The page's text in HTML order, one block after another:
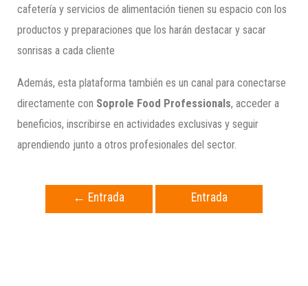
cafetería y servicios de alimentación tienen su espacio con los
productos y preparaciones que los harán destacar y sacar
sonrisas a cada cliente
Además, esta plataforma también es un canal para conectarse
directamente con Soprole Food Professionals, acceder a
beneficios, inscribirse en actividades exclusivas y seguir
aprendiendo junto a otros profesionales del sector.
← Entrada
Entrada